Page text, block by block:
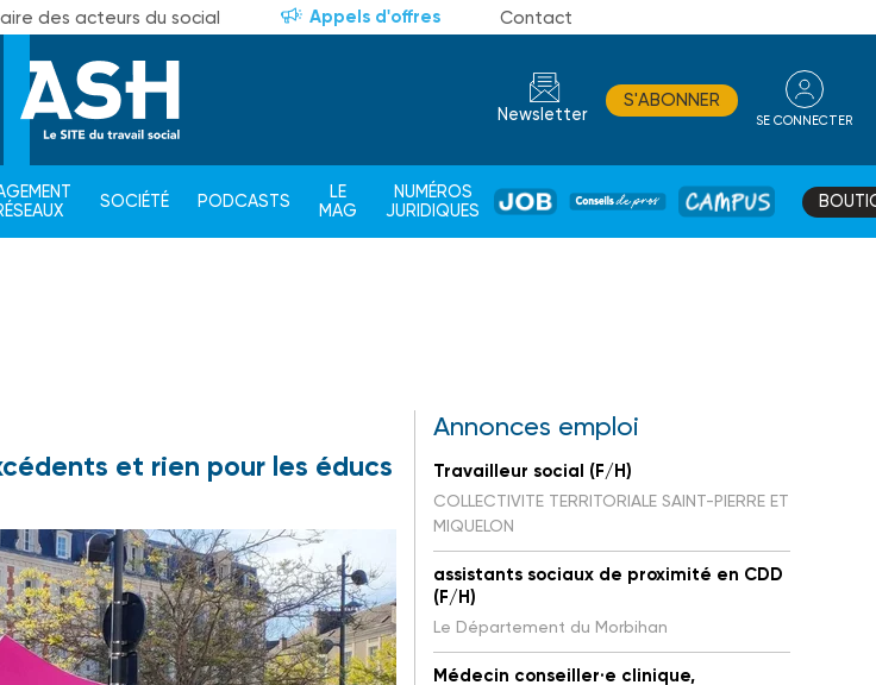
des acteurs du social Appels d'offres Contact
Newsletter
S'ABONNER
SE CONNECTER
SOCIÉTÉ PODCASTS
LE
MAG
NUMÉROS
JURIDIQUES
JOB
DE
CAMPUS
et rien pour les éducs
Annonces emploi
Travailleur social (F/H)
COLLECTIVITE TERRITORIALE SAINT-PIERRE ET
MIQUELON
assistants sociaux de proximité en CDD
(F/H)
Le Département du Morbihan
Médecin conseiller·e clinique,